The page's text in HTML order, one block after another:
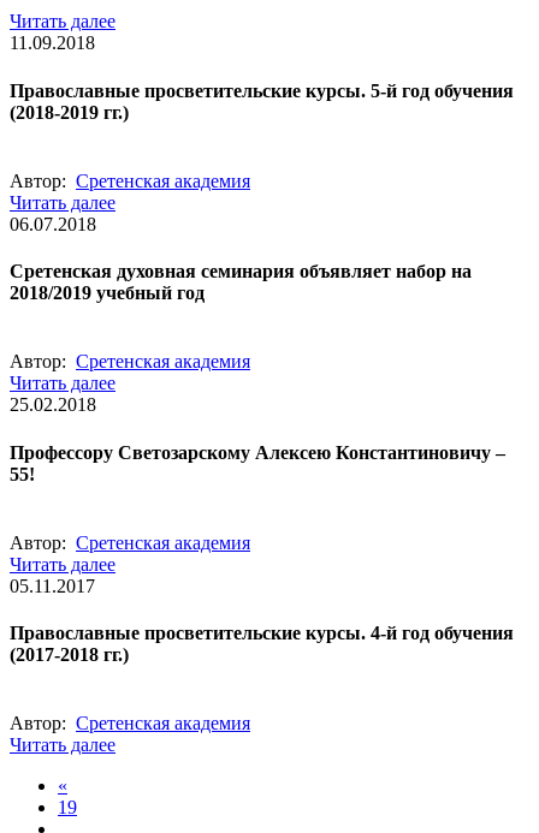
Читать далее
11.09.2018
Православные просветительские курсы. 5-й год обучения
(2018-2019 гг.)
Автор: Сретенская академия
Читать далее
06.07.2018
Сретенская духовная семинария объявляет набор на
2018/2019 учебный год
Автор: Сретенская академия
Читать далее
25.02.2018
Профессору Светозарскому Алексею Константиновичу –
55!
Автор: Сретенская академия
Читать далее
05.11.2017
Православные просветительские курсы. 4-й год обучения
(2017-2018 гг.)
Автор: Сретенская академия
Читать далее
«
19